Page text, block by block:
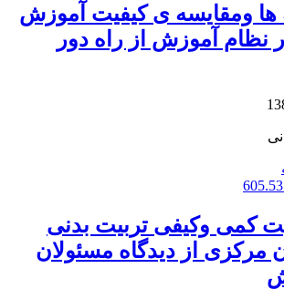
ها ومقایسه ی کیفیت آموزش
نظام آموزش از راه دور
کمی وکیفی تربیت بدنی
از دیدگاه مسئولان